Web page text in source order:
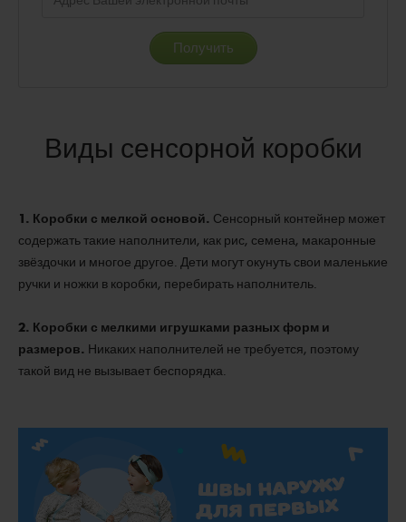
Виды сенсорной коробки
1. Коробки с мелкой основой. Сенсорный контейнер может
содержать такие наполнители, как рис, семена, макаронные
звёздочки и многое другое. Дети могут окунуть свои маленькие
ручки и ножки в коробки, перебирать наполнитель.
2. Коробки с мелкими игрушками разных форм и
размеров. Никаких наполнителей не требуется, поэтому
такой вид не вызывает беспорядка.